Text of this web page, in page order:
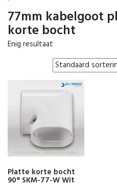
77mm kabelgoot
korte bocht
Enig resultaat
Platte korte bocht
90° SKM-77-W Wit